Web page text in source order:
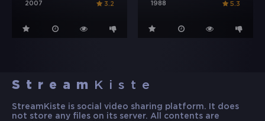
2007 3.2 1988 5.3
Stream Kiste
StreamKiste is social video sharing platform. It does
not store any files on its server. All contents are